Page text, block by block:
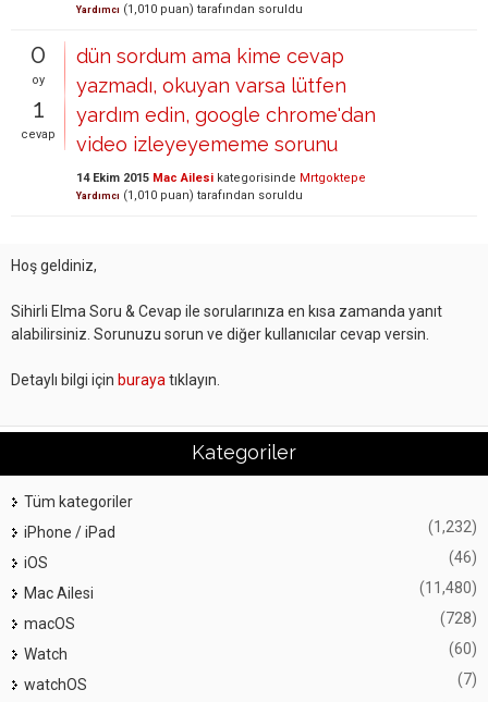
Yardımcı (1,010 puan) tarafından soruldu
0
oy
1
cevap
dün sordum ama kime cevap
yazmadı, okuyan varsa lütfen
yardım edin, google chrome'dan
video izleyeyememe sorunu
14 Ekim 2015 Mac Ailesi kategorisinde Mrtgoktepe
Yardımcı (1,010 puan) tarafından soruldu
Hoş geldiniz,
Sihirli Elma Soru & Cevap ile sorularınıza en kısa zamanda yanıt
alabilirsiniz. Sorunuzu sorun ve diğer kullanıcılar cevap versin.
Detaylı bilgi için buraya tıklayın.
Kategoriler
Tüm kategoriler
iPhone / iPad
(1,232)
iOS (46)
Mac Ailesi (11,480)
macOS (728)
Watch (60)
watchOS (7)